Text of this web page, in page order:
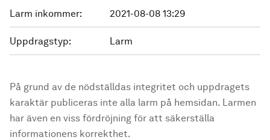
Larm inkommer: 2021-08-08 13:29
Uppdragstyp: Larm
På grund av de nödställdas integritet och uppdragets
karaktär publiceras inte alla larm på hemsidan. Larmen
har även en viss fördröjning för att säkerställa
informationens korrekthet.